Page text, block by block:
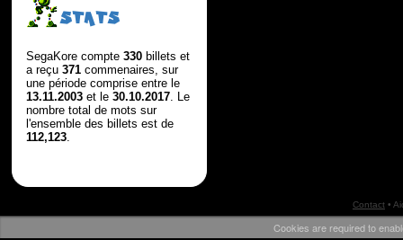
STATS
SegaKore compte 330billets et
a reçu 371commenaires, sur
une période comprise entre le
13.11.2003et le 30.10.2017. Le
nombre total de mots sur
l'ensemble des billets est de
112,123.
Contact•
Cookies are required to